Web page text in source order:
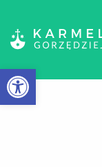
Otwórz pasek narzędzi